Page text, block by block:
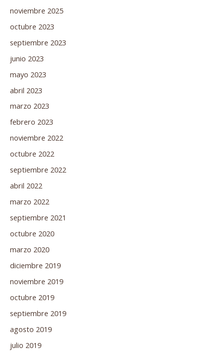
noviembre 2025
octubre 2023
septiembre 2023
junio 2023
mayo 2023
abril 2023
marzo 2023
febrero 2023
noviembre 2022
octubre 2022
septiembre 2022
abril 2022
marzo 2022
septiembre 2021
octubre 2020
marzo 2020
diciembre 2019
noviembre 2019
octubre 2019
septiembre 2019
agosto 2019
julio 2019